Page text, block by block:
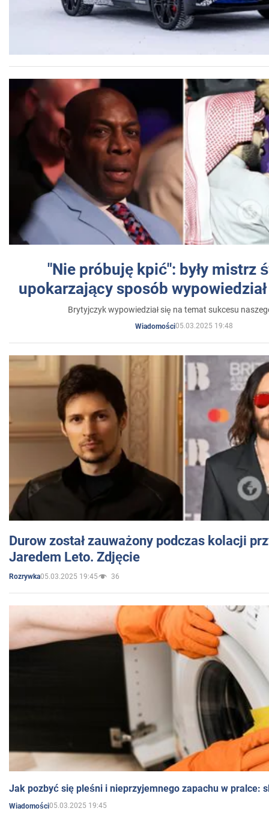
"Nie próbuję kpić": były mistrz
upokarzający sposób
Brytyjczyk wypowiedział się na temat sukcesu
Wiadomości05.03.2025 19:48
Durow został zauważony podczas kolacji
Jaredem Leto. Zdjęcie
Rozrywka05.03.2025 19:45 36
Jak pozbyć się pleśni i nieprzyjemnego zapachu w pralce:
Wiadomości05.03.2025 19:45